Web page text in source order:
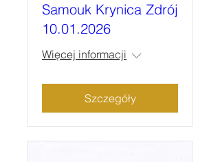
Samouk Krynica Zdrój
10.01.2026
Więcej informacji
Szczegóły